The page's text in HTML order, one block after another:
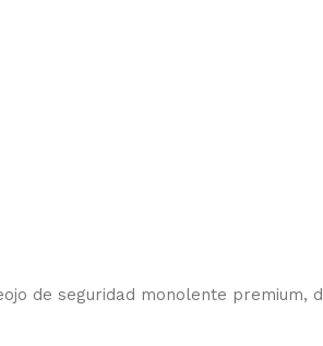
de seguridad monolente premium,